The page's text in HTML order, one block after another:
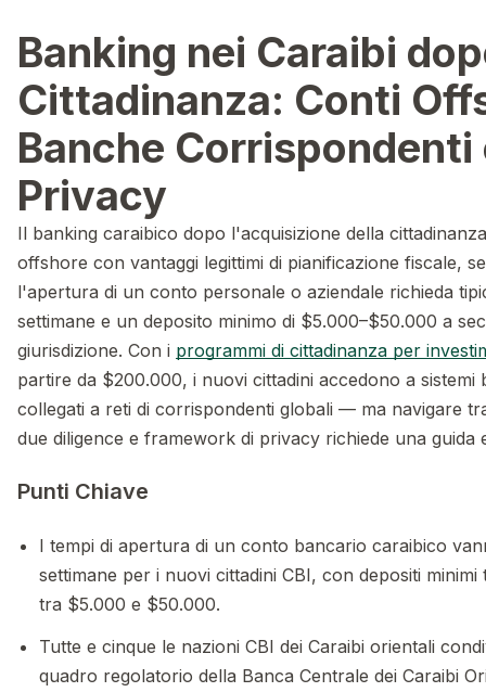
Banking nei Caraibi
Cittadinanza: Conti
Banche Corrispondenti
Privacy
Il banking caraibico dopo l'acquisizione della
offshore con vantaggi legittimi di pianificazione fiscale,
l'apertura di un conto personale o aziendale richieda
settimane e un deposito minimo di $5.000–$50.000 a
giurisdizione. Con i programmi di cittadinanza per
partire da $200.000, i nuovi cittadini accedono a sistemi
collegati a reti di corrispondenti globali — ma navigare
due diligence e framework di privacy richiede una guida
Punti Chiave
I tempi di apertura di un conto bancario caraibico
settimane per i nuovi cittadini CBI, con depositi minimi
tra $5.000 e $50.000.
Tutte e cinque le nazioni CBI dei Caraibi orientali
quadro regolatorio della Banca Centrale dei Caraibi